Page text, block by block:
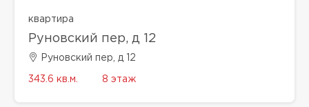
квартира
Руновский пер, д 12
Руновский пер, д 12
343.6 кв.м. 8 этаж